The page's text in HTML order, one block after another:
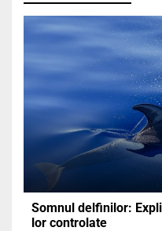
Somnul delfinilor:
lor controlate